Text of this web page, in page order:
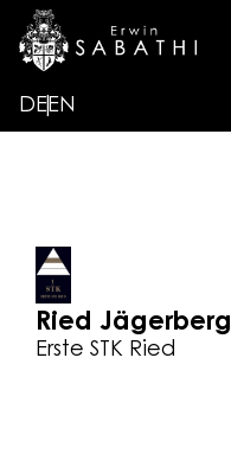
DEEN
Ried Jägerberg
Erste STK Ried